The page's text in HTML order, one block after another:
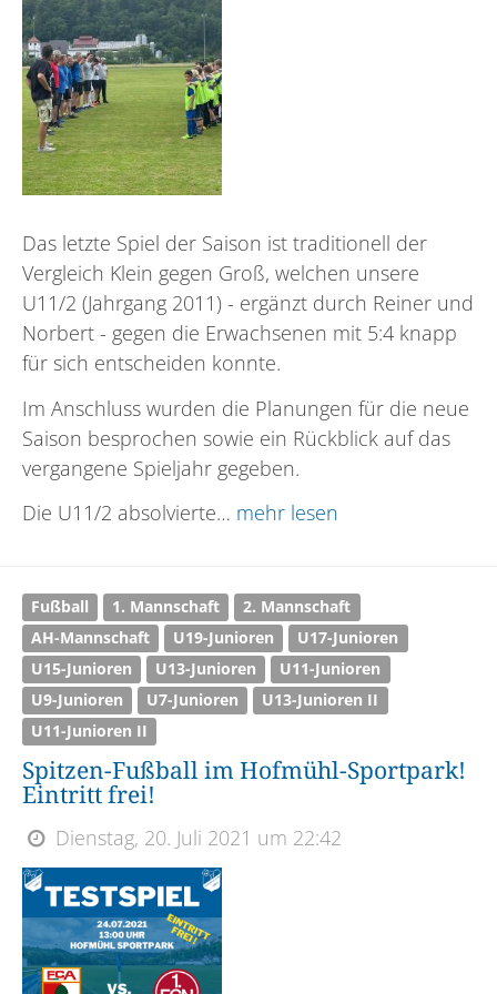
Das letzte Spiel der Saison ist traditionell der
Vergleich Klein gegen Groß, welchen unsere
U11/2 (Jahrgang 2011) - ergänzt durch Reiner und
Norbert - gegen die Erwachsenen mit 5:4 knapp
für sich entscheiden konnte.
Im Anschluss wurden die Planungen für die neue
Saison besprochen sowie ein Rückblick auf das
vergangene Spieljahr gegeben.
Die U11/2 absolvierte… mehr lesen
Fußball 1. Mannschaft
2. Mannschaft
AH-Mannschaft
U19-Junioren
U17-Junioren
U15-Junioren
U13-Junioren
U11-Junioren
U9-Junioren
U7-Junioren
U13-Junioren II
U11-Junioren II
Spitzen-Fußball im Hofmühl-Sportpark!
Eintritt frei!
Dienstag, 20. Juli 2021 um 22:42